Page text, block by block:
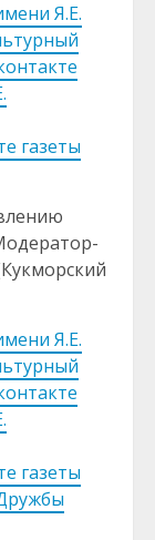
Я.Е.
газеты
Я.Е.
газеты